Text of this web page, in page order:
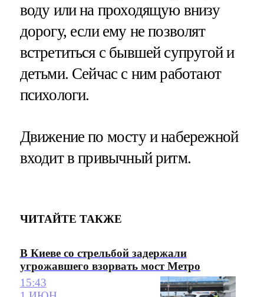
воду или на проходящую внизу
дорогу, если ему не позволят
встретиться с бывшей супругой и
детьми. Сейчас с ним работают
психологи.
Движение по мосту и набережной
входит в привычный ритм.
ЧИТАЙТЕ ТАКЖЕ
В Киеве со стрельбой задержали
угрожавшего взорвать мост Метро
15:43